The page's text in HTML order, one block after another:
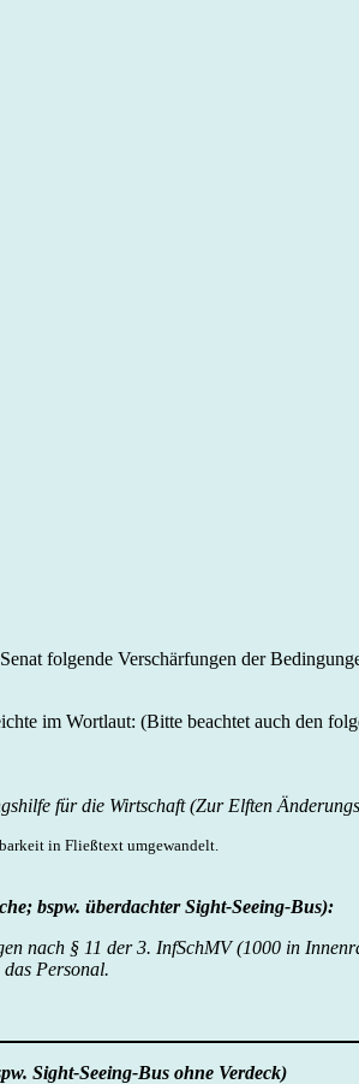
folgende Verschärfungen der
im Wortlaut: (Bitte beachtet auch den
für die Wirtschaft (Zur Elften
in Fließtext umgewandelt.
bspw. überdachter Sight-Seeing-Bus):
nach § 11 der 3. InfSchMV (1000 in
Personal.
Sight-Seeing-Bus ohne Verdeck)